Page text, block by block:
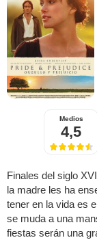
Medios
4,5
Finales del siglo
la madre les ha
tener en la vida es
se muda a una
fiestas serán una